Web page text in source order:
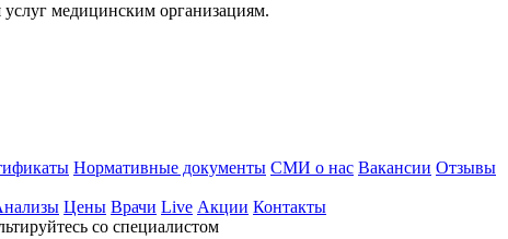
услуг медицинским организациям.
Нормативные документы СМИ о нас Вакансии Отзывы
Цены Врачи Live Акции Контакты
со специалистом